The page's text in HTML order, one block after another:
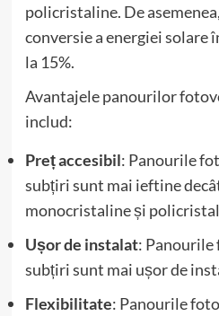
policristaline. De
conversie a energiei solare
la 15%.
Avantajele panourilor
includ:
Preț accesibil: Panourile
subțiri sunt mai ieftine
monocristaline și
Ușor de instalat: Panourile
subțiri sunt mai ușor de
Flexibilitate: Panourile